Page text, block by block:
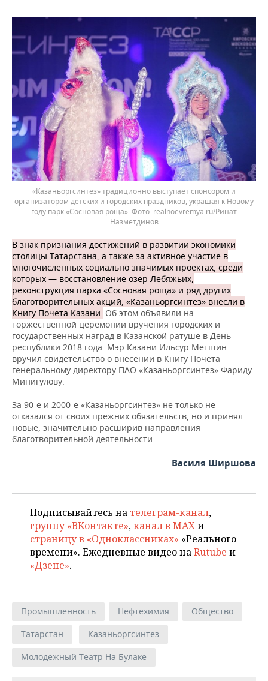
«Казаньоргсинтез» традиционно выступает спонсором и
организатором детских и городских праздников, украшая к Новому
году парк «Сосновая роща».
realnoevremya.ru/Ринат
Назметдинов
В знак признания достижений в развитии экономики
столицы Татарстана, а также за активное участие в
многочисленных социально значимых проектах, среди
которых — восстановление озер Лебяжьих,
реконструкция парка «Сосновая роща» и ряд других
благотворительных акций, «Казаньоргсинтез» внесли в
Книгу Почета Казани. Об этом объявили на
торжественной церемонии вручения городских и
государственных наград в Казанской ратуше в День
республики 2018 года. Мэр Казани Ильсур Метшин
вручил свидетельство о внесении в Книгу Почета
генеральному директору ПАО «Казаньоргсинтез» Фариду
Минигулову.
За 90-е и 2000-е «Казаньоргсинтез» не только не
отказался от своих прежних обязательств, но и принял
новые, значительно расширив направления
благотворительной деятельности.
Василя Ширшова
Подписывайтесь на телеграм-канал,
группу «ВКонтакте»,канал в MAXи
страницу в «Одноклассниках» «Реального
времени». Ежедневные видео наRutube и
«Дзене».
Промышленность Нефтехимия
Общество
Татарстан
Казаньоргсинтез
Молодежный Театр На Булаке